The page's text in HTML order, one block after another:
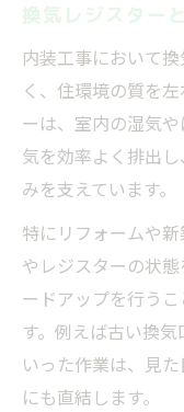
内装工事
給気レジスタ
内装工事
清浄効果
給気レジ
内装工事
実際
負圧作動
作る
フィルター詰
換気レジスター
内装工事において
く、住環境の質を
ーは、室内の湿気
気を効率よく排出
みを支えています。
特にリフォームや
やレジスターの状
ードアップを行う
す。例えば古い換
いった作業は、見
にも直結します。